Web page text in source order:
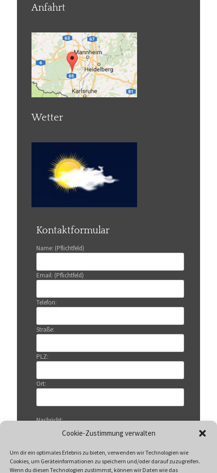
Cookie-Zustimmung verwalten
Um dir ein optimales Erlebnis zu bieten, verwenden wir Technologien wie
Cookies, um Geräteinformationen zu speichern und/oder darauf zuzugreifen.
Wenn du diesen Technologien zustimmst, können wir Daten wie das
Anfahrt
Wetter
Kontaktformular
Name: (Pflichtfeld)
Email: (Pflichtfeld)
Telefon:
Straße:
PLZ:
Ort:
Nachricht: